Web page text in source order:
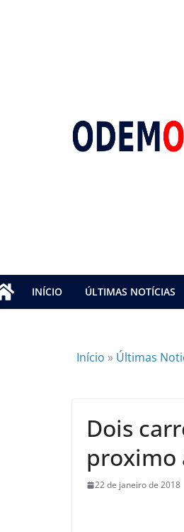
INÍCIO ÚLTIMAS NOTÍCIAS
Início » Últimas
Dois
proximo
22 de janeiro de 2018